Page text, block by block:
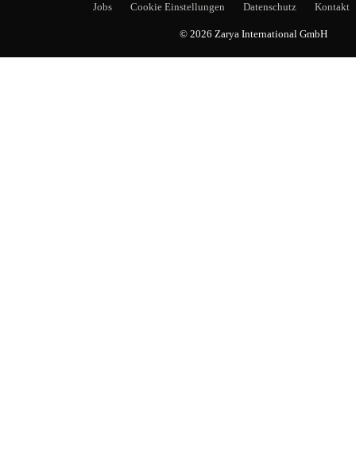
Jobs Cookie Einstellungen Datenschutz Kontakt
© 2026 Zarya International GmbH